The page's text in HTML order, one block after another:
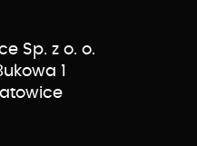
Sp. z o. o.
1